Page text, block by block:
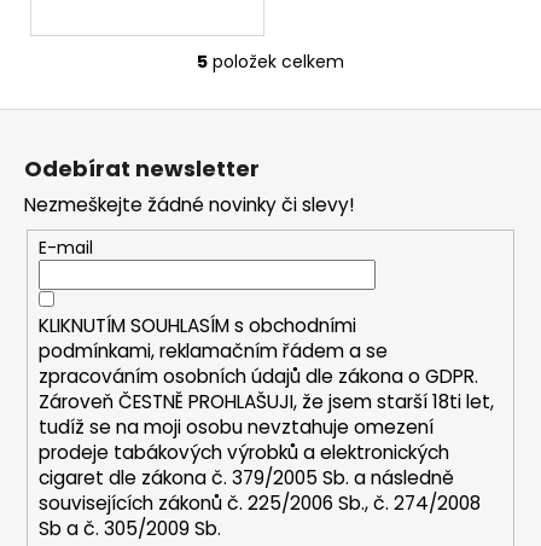
O
v
a
c
í
p
r
v
k
y
v
ý
p
i
5 položek celkem
Odebírat newsletter
Nezmeškejte žádné novinky či slevy!
E-mail
KLIKNUTÍM SOUHLASÍM s obchodními
podmínkami,reklamačním řádem a se
zpracováním osobních údajů dle zákona oGDPR.
Zároveň ČESTNĚ PROHLAŠUJI, že jsem starší 18ti let,
tudíž se na moji osobu nevztahuje omezení
prodeje tabákových výrobků a elektronických
cigaret dle zákona č. 379/2005 Sb. a následně
souvisejících zákonů č. 225/2006 Sb., č. 274/2008
Sb a č. 305/2009 Sb.